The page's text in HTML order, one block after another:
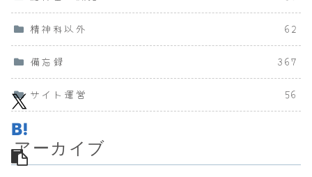
精神科以外 62
備忘録 367
サイト運営 56
アーカイブ